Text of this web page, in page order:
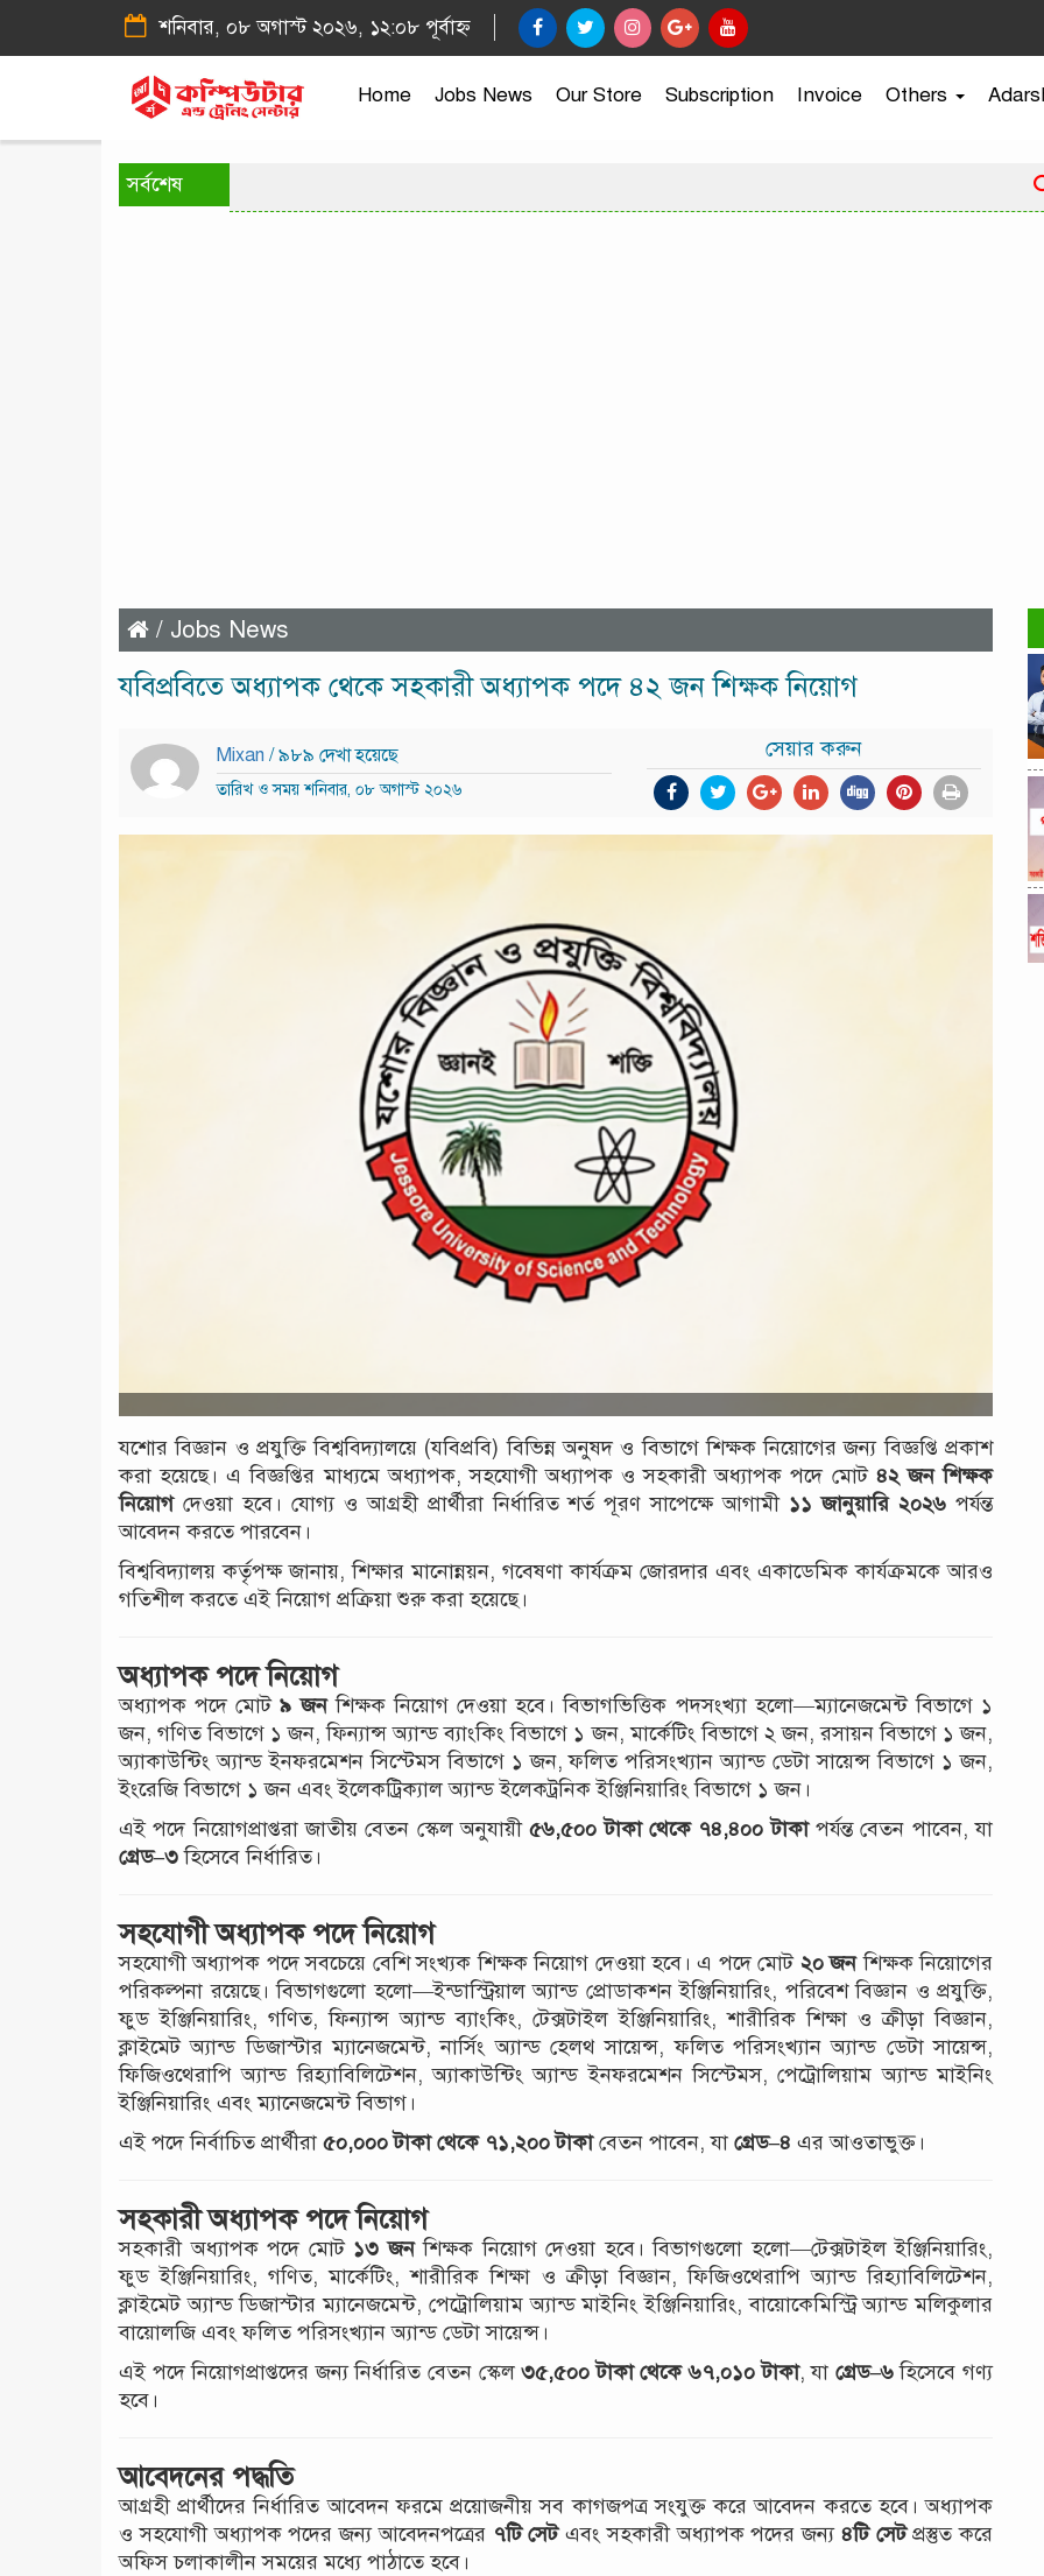
শনিবার, ০৮ অগাস্ট ২০২৬, ১২:০৮ পূর্বাহ্ন
Home Jobs News Our Store Subscription Invoice Others
সর্বশেষ
/ Jobs News
যবিপ্রবিতে অধ্যাপক থেকে সহকারী অধ্যাপক পদে ৪২ জন শিক্ষক নিয়োগ
Mixan / ৯৮৯ দেখা হয়েছে
তারিখ ও সময় শনিবার, ০৮ অগাস্ট ২০২৬
সেয়ার করুন
যশোর বিজ্ঞান ও প্রযুক্তি বিশ্ববিদ্যালয়ে (যবিপ্রবি) বিভিন্ন অনুষদ ও বিভাগে শিক্ষক নিয়োগের জন্য বিজ্ঞপ্তি প্রকাশ
করা হয়েছে। এ বিজ্ঞপ্তির মাধ্যমে অধ্যাপক, সহযোগী অধ্যাপক ও সহকারী অধ্যাপক পদে মোট ৪২ জন শিক্ষক
নিয়োগদেওয়া হবে। যোগ্য ও আগ্রহী প্রার্থীরা নির্ধারিত শর্ত পূরণ সাপেক্ষে আগামী ১১ জানুয়ারি ২০২৬ পর্যন্ত
আবেদন করতে পারবেন।
বিশ্ববিদ্যালয় কর্তৃপক্ষ জানায়, শিক্ষার মানোন্নয়ন, গবেষণা কার্যক্রম জোরদার এবং একাডেমিক কার্যক্রমকে আরও
গতিশীল করতে এই নিয়োগ প্রক্রিয়া শুরু করা হয়েছে।
অধ্যাপক পদে নিয়োগ
অধ্যাপক পদে মোট৯ জনশিক্ষক নিয়োগ দেওয়া হবে। বিভাগভিত্তিক পদসংখ্যা হলো—ম্যানেজমেন্ট বিভাগে ১
জন, গণিত বিভাগে ১ জন, ফিন্যান্স অ্যান্ড ব্যাংকিং বিভাগে ১ জন, মার্কেটিং বিভাগে ২ জন, রসায়ন বিভাগে ১ জন,
অ্যাকাউন্টিং অ্যান্ড ইনফরমেশন সিস্টেমস বিভাগে ১ জন, ফলিত পরিসংখ্যান অ্যান্ড ডেটা সায়েন্স বিভাগে ১ জন,
ইংরেজি বিভাগে ১ জন এবং ইলেকট্রিক্যাল অ্যান্ড ইলেকট্রনিক ইঞ্জিনিয়ারিং বিভাগে ১ জন।
এই পদে নিয়োগপ্রাপ্তরা জাতীয় বেতন স্কেল অনুযায়ী৫৬,৫০০ টাকা থেকে ৭৪,৪০০ টাকাপর্যন্ত বেতন পাবেন, যা
গ্রেড–৩হিসেবে নির্ধারিত।
সহযোগী অধ্যাপক পদে নিয়োগ
সহযোগী অধ্যাপক পদে সবচেয়ে বেশি সংখ্যক শিক্ষক নিয়োগ দেওয়া হবে। এ পদে মোট ২০ জনশিক্ষক নিয়োগের
পরিকল্পনা রয়েছে। বিভাগগুলো হলো—ইন্ডাস্ট্রিয়াল অ্যান্ড প্রোডাকশন ইঞ্জিনিয়ারিং, পরিবেশ বিজ্ঞান ও প্রযুক্তি,
ফুড ইঞ্জিনিয়ারিং, গণিত, ফিন্যান্স অ্যান্ড ব্যাংকিং, টেক্সটাইল ইঞ্জিনিয়ারিং, শারীরিক শিক্ষা ও ক্রীড়া বিজ্ঞান,
ক্লাইমেট অ্যান্ড ডিজাস্টার ম্যানেজমেন্ট, নার্সিং অ্যান্ড হেলথ সায়েন্স, ফলিত পরিসংখ্যান অ্যান্ড ডেটা সায়েন্স,
ফিজিওথেরাপি অ্যান্ড রিহ্যাবিলিটেশন, অ্যাকাউন্টিং অ্যান্ড ইনফরমেশন সিস্টেমস, পেট্রোলিয়াম অ্যান্ড মাইনিং
ইঞ্জিনিয়ারিং এবং ম্যানেজমেন্ট বিভাগ।
এই পদে নির্বাচিত প্রার্থীরা ৫০,০০০ টাকা থেকে ৭১,২০০ টাকাবেতন পাবেন, যা গ্রেড–৪ এর আওতাভুক্ত।
সহকারী অধ্যাপক পদে নিয়োগ
সহকারী অধ্যাপক পদে মোট ১৩ জনশিক্ষক নিয়োগ দেওয়া হবে। বিভাগগুলো হলো—টেক্সটাইল ইঞ্জিনিয়ারিং,
ফুড ইঞ্জিনিয়ারিং, গণিত, মার্কেটিং, শারীরিক শিক্ষা ও ক্রীড়া বিজ্ঞান, ফিজিওথেরাপি অ্যান্ড রিহ্যাবিলিটেশন,
ক্লাইমেট অ্যান্ড ডিজাস্টার ম্যানেজমেন্ট, পেট্রোলিয়াম অ্যান্ড মাইনিং ইঞ্জিনিয়ারিং, বায়োকেমিস্ট্রি অ্যান্ড মলিকুলার
বায়োলজি এবং ফলিত পরিসংখ্যান অ্যান্ড ডেটা সায়েন্স।
এই পদে নিয়োগপ্রাপ্তদের জন্য নির্ধারিত বেতন স্কেল৩৫,৫০০ টাকা থেকে ৬৭,০১০ টাকা, যা গ্রেড–৬হিসেবে গণ্য
হবে।
আবেদনের পদ্ধতি
আগ্রহী প্রার্থীদের নির্ধারিত আবেদন ফরমে প্রয়োজনীয় সব কাগজপত্র সংযুক্ত করে আবেদন করতে হবে। অধ্যাপক
ও সহযোগী অধ্যাপক পদের জন্য আবেদনপত্রের ৭টি সেটএবং সহকারী অধ্যাপক পদের জন্য ৪টি সেটপ্রস্তুত করে
অফিস চলাকালীন সময়ের মধ্যে পাঠাতে হবে।